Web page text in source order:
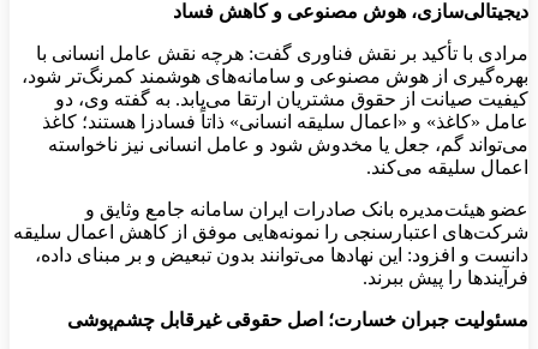
دیجیتالی‌سازی، هوش مصنوعی و کاهش فساد
مرادی با تأکید بر نقش فناوری گفت: هرچه نقش عامل انسانی با
بهره‌گیری از هوش مصنوعی و سامانه‌های هوشمند کمرنگ‌تر شود،
کیفیت صیانت از حقوق مشتریان ارتقا می‌یابد. به گفته وی، دو
عامل «کاغذ» و «اعمال سلیقه انسانی» ذاتاً فسادزا هستند؛ کاغذ
می‌تواند گم، جعل یا مخدوش شود و عامل انسانی نیز ناخواسته
اعمال سلیقه می‌کند.
عضو هیئت‌مدیره بانک صادرات ایران سامانه جامع وثایق و
شرکت‌های اعتبارسنجی را نمونه‌هایی موفق از کاهش اعمال سلیقه
دانست و افزود: این نهادها می‌توانند بدون تبعیض و بر مبنای داده،
فرآیندها را پیش ببرند.
مسئولیت جبران خسارت؛ اصل حقوقی غیرقابل چشم‌پوشی